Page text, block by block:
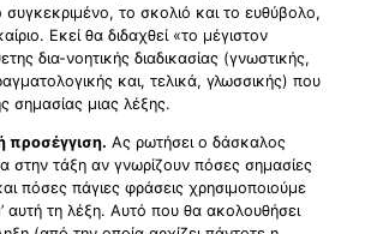
συγκεκριμένο, το σκολιό και το ευθύβολο,
Εκεί θα διδαχθεί «το μέγιστον
δια-νοητικής διαδικασίας (γνωστικής,
και, τελικά, γλωσσικής) που
σημασίας μιας λέξης.
προσέγγιση. Ας ρωτήσει ο δάσκαλος
στην τάξη αν γνωρίζουν πόσες σημασίες
πόσες πάγιες φράσεις χρησιμοποιούμε
αυτή τη λέξη. Αυτό που θα ακολουθήσει